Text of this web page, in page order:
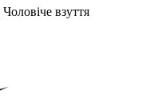
Чоловіче взуття